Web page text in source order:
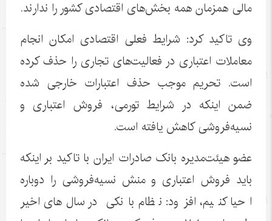
مالی همزمان همه بخش‌های اقتصادی کشور را ندارند.
وی تاکید کرد: شرایط فعلی اقتصادی امکان انجام
معاملات اعتباری در فعالیت‌های تجاری را حذف کرده
است. تحریم موجب حذف اعتبارات خارجی شده
ضمن اینکه در شرایط تورمی، فروش اعتباری و
نسیه‌فروشی کاهش یافته است.
عضو هیئت‌مدیره بانک صادرات ایران با تاکید بر اینکه
باید فروش اعتباری و منش نسیه‌فروشی را دوباره
احیا کنیم، افزود: نظام بانکی در سال‌های اخیر